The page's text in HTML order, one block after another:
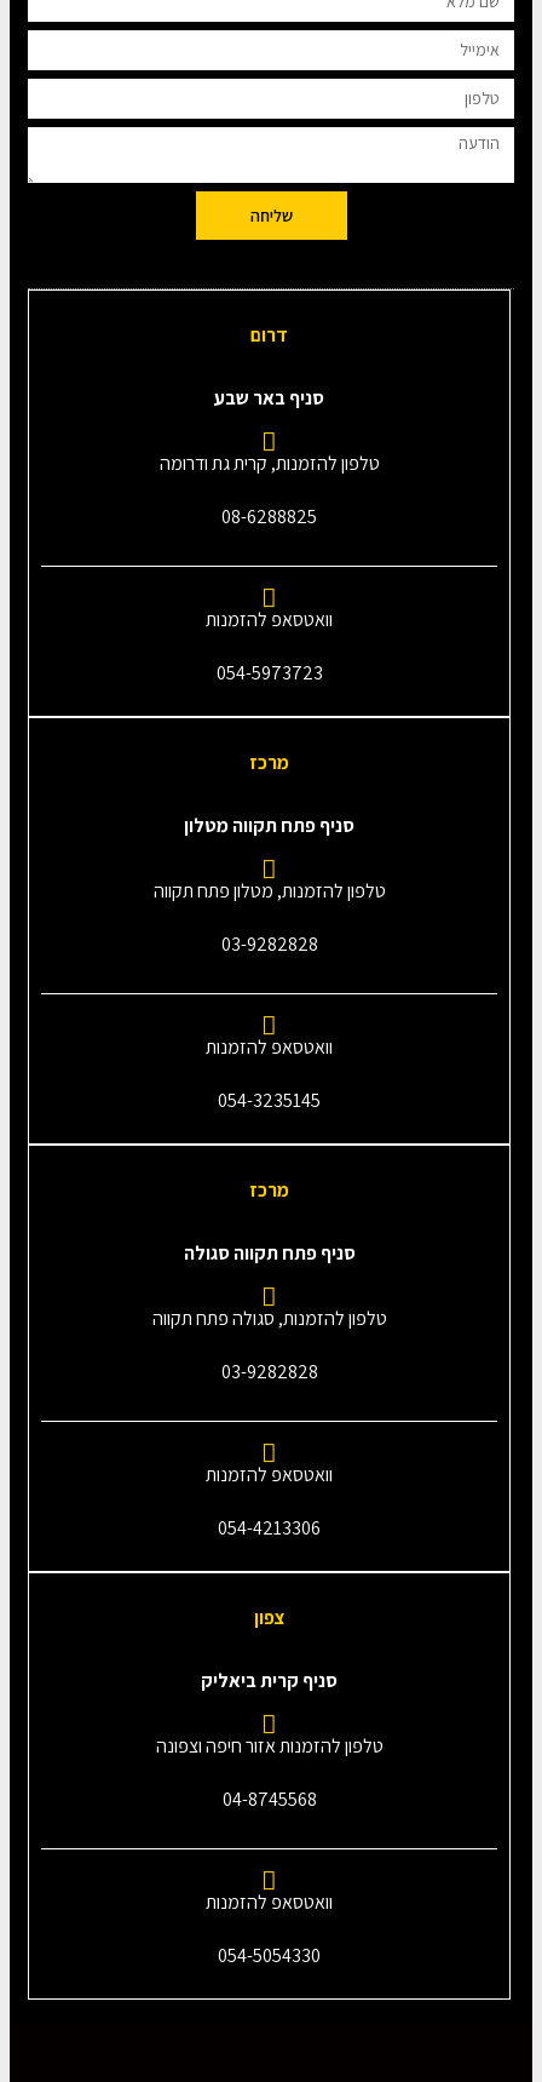
שליחה
דרום
סניף באר שבע
טלפון להזמנות, קרית גת ודרומה
08-6288825
וואטסאפ להזמנות
054-5973723
מרכז
סניף פתח תקווה מטלון
טלפון להזמנות, מטלון פתח תקווה
03-9282828
וואטסאפ להזמנות
054-3235145‎
מרכז
סניף פתח תקווה סגולה
טלפון להזמנות, סגולה פתח תקווה
03-9282828
וואטסאפ להזמנות
054-4213306
צפון
סניף קרית ביאליק
טלפון להזמנות אזור חיפה וצפונה
04-8745568
וואטסאפ להזמנות
054-5054330